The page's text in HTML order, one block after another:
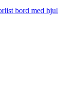
bord med hjul